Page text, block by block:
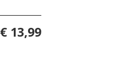
€ 13,99